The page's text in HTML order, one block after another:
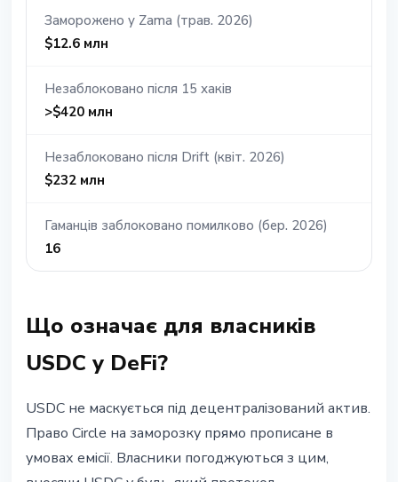
Заморожено у Zama (трав. 2026)
$12.6 млн
Незаблоковано пiсля 15 хакiв
>$420 млн
Незаблоковано пiсля Drift (квiт. 2026)
$232 млн
Гаманцiв заблоковано помилково (бер. 2026)
16
Що означає для власникiв
USDC у DeFi?
USDC не маскується пiд децентралiзований актив.
Право Circle на заморозку прямо прописане в
умовах емiсiї. Власники погоджуються з цим,